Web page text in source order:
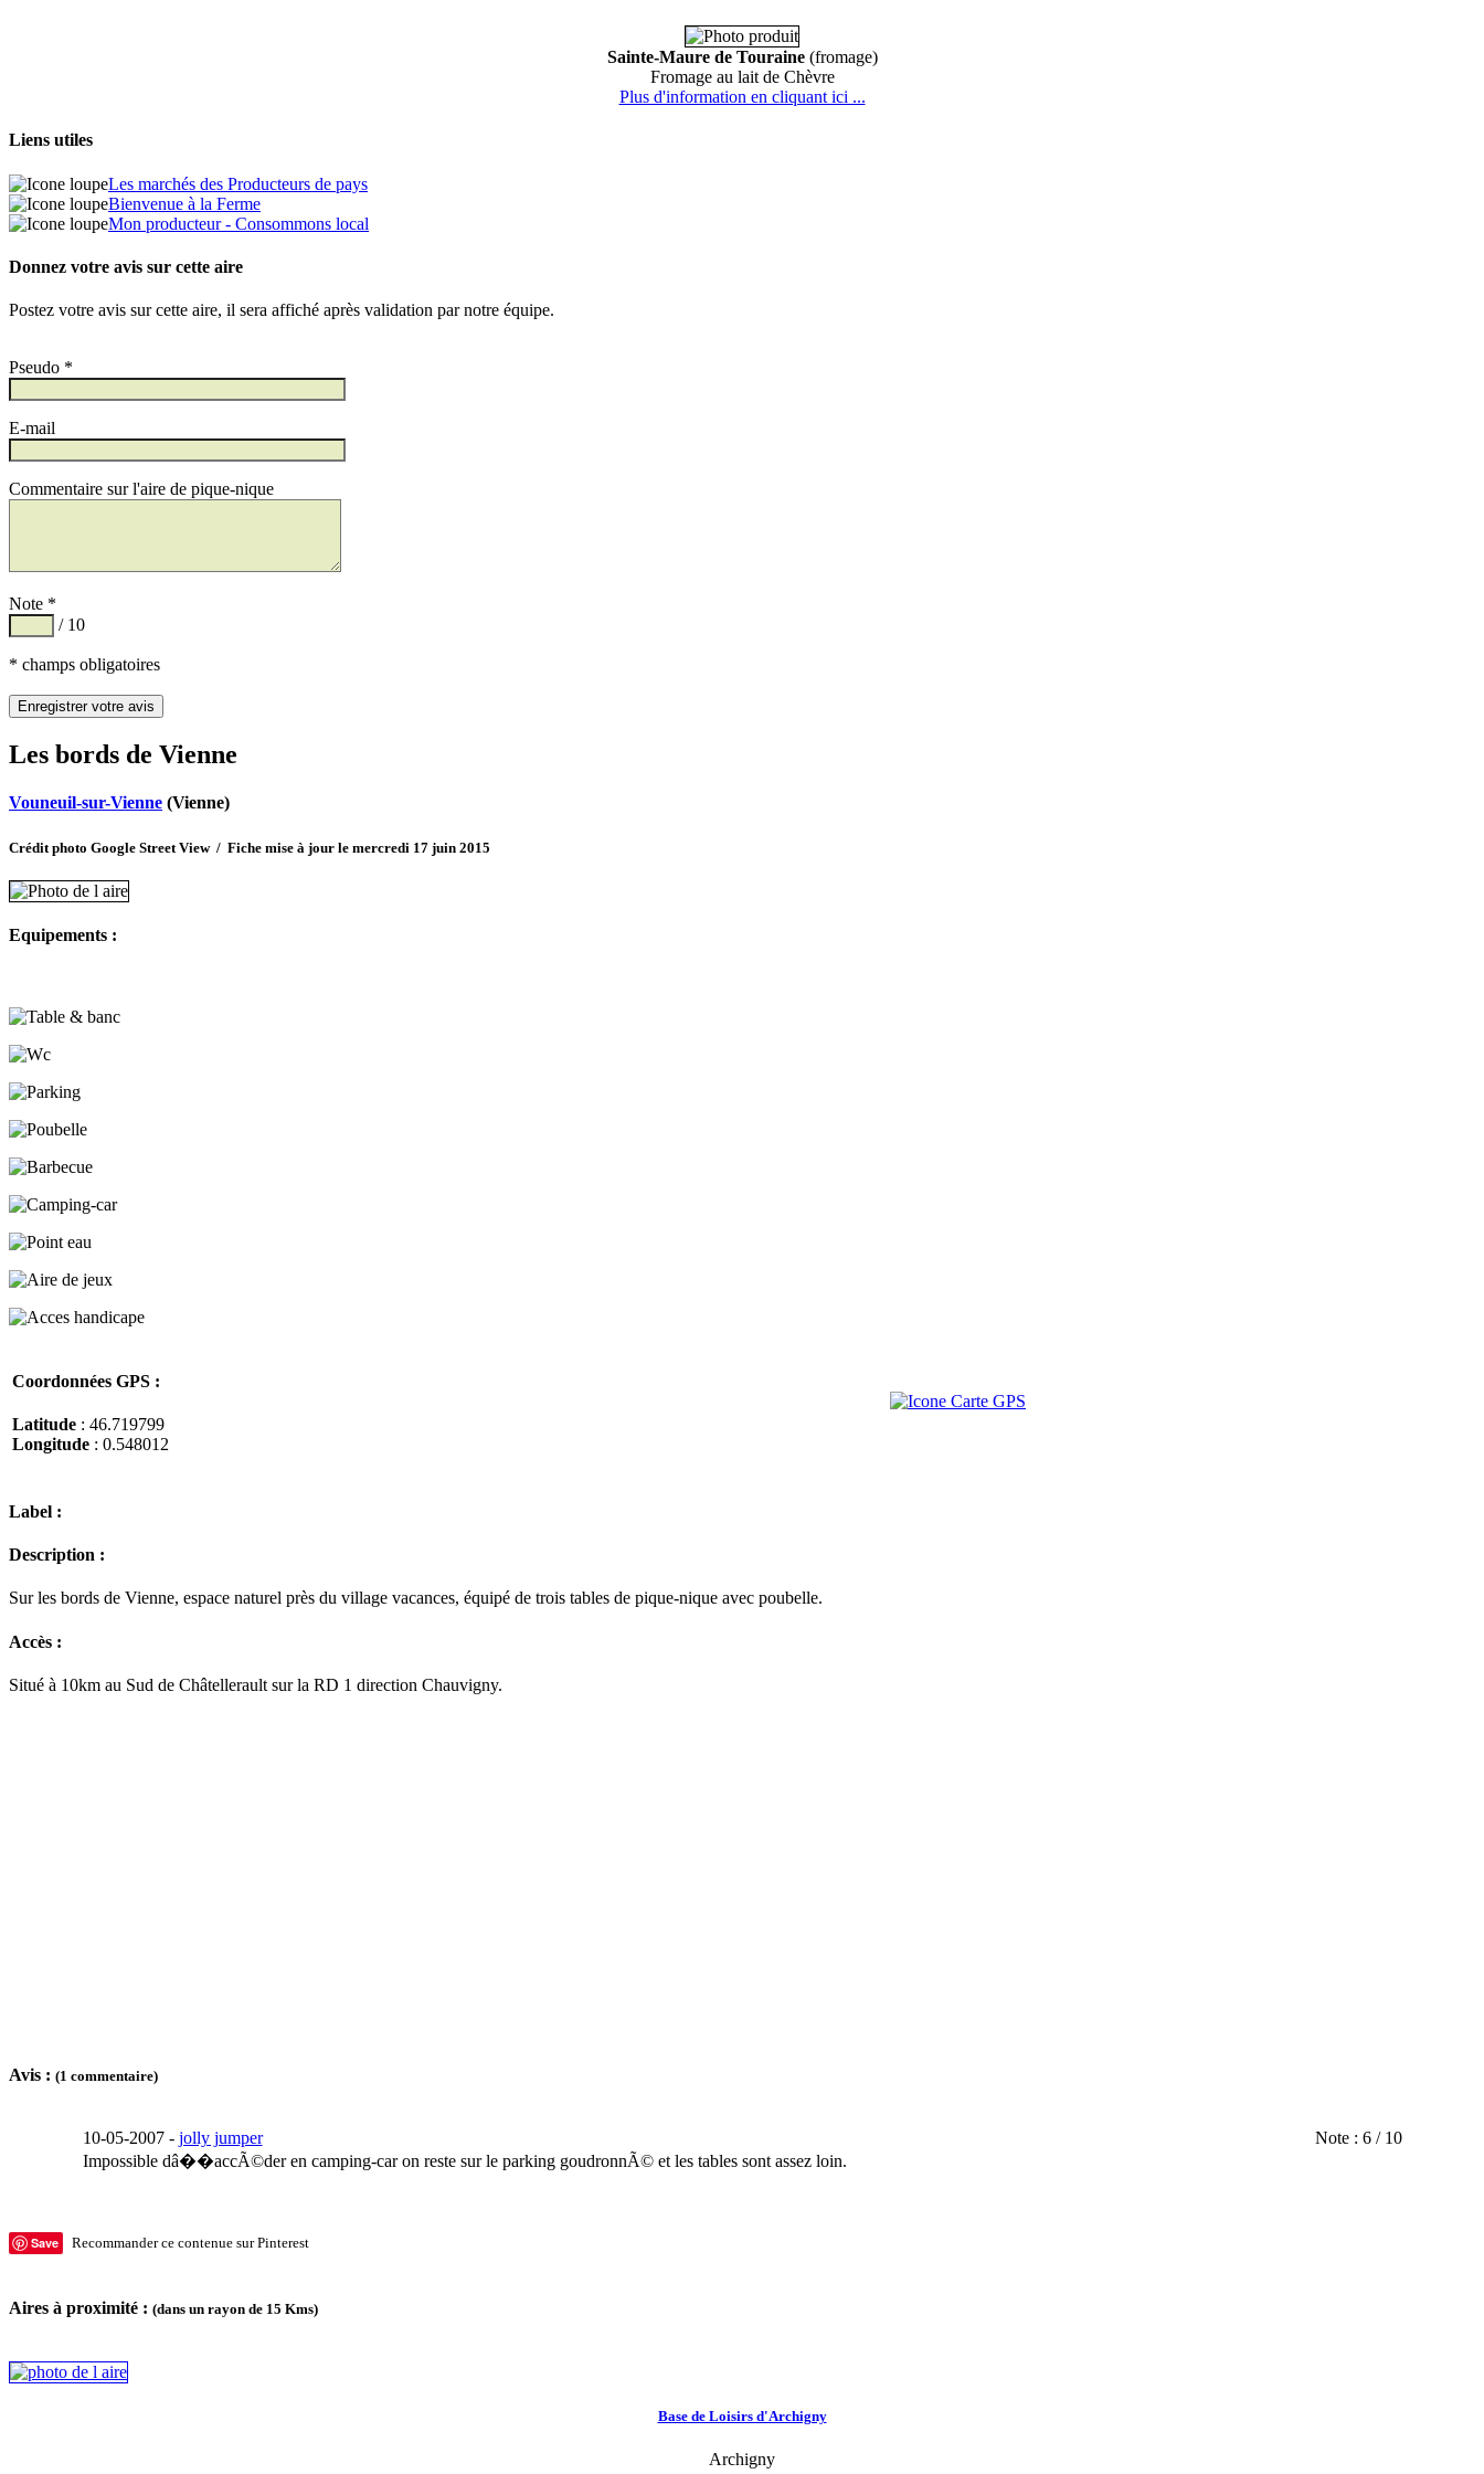
Sainte-Maure de Touraine(fromage)
Fromage au lait de Chèvre
Plus d'information en cliquant ici ...
Liens utiles
Les marchés des Producteurs de pays
Bienvenue à la Ferme
Mon producteur - Consommons local
Donnez votre avis sur cette aire
Postez votre avis sur cette aire, il sera affiché après validation par notre équipe.
Pseudo *
E-mail
Commentaire sur l'aire de pique-nique
Note *
/ 10
* champs obligatoires
Les bords de Vienne
Vouneuil-sur-Vienne (Vienne)
Crédit photo Google Street View / Fiche mise à jour le mercredi 17 juin 2015
Equipements :
Coordonnées GPS :
Latitude : 46.719799
Longitude : 0.548012
Label :
Description :
Sur les bords de Vienne, espace naturel près du village vacances, équipé de trois tables de pique-nique avec poubelle.
Accès :
Situé à 10km au Sud de Châtellerault sur la RD 1 direction Chauvigny.
Avis : (1 commentaire)
10-05-2007 - jolly jumper
Note : 6 / 10
Impossible dâ��accÃ©der en camping-car on reste sur le parking goudronnÃ© et les tables sont assez loin.
Save Recommander ce contenue sur Pinterest
Aires à proximité : (dans un rayon de 15 Kms)
Base de Loisirs d'Archigny
Archigny